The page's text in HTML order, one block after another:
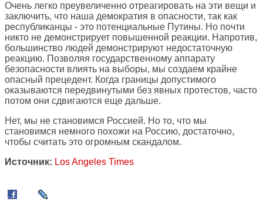
Очень легко преувеличенно отреагировать на эти вещи и
заключить, что наша демократия в опасности, так как
республиканцы - это потенциальные Путины. Но почти
никто не демонстрирует повышенной реакции. Напротив,
большинство людей демонстрируют недостаточную
реакцию. Позволяя государственному аппарату
безопасности влиять на выборы, мы создаем крайне
опасный прецедент. Когда границы допустимого
оказываются передвинутыми без явных протестов, часто
потом они сдвигаются еще дальше.
Нет, мы не становимся Россией. Но то, что мы
становимся немного похожи на Россию, достаточно,
чтобы считать это огромным скандалом.
Источник: Los Angeles Times